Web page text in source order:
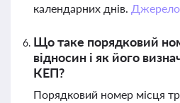
календарних днів. Джерело
Що таке порядковий
відносин і як його
КЕП?
Порядковий номер місця